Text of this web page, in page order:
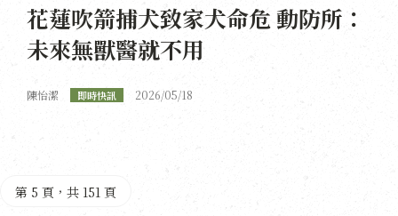
花蓮吹箭捕犬致家犬命危 動防所：
未來無獸醫就不用
陳怡潔 即時快訊 2026/05/18
第 5 頁，共 151 頁